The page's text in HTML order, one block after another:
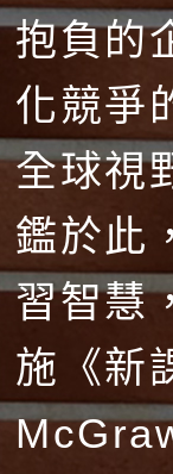
抱負的
化競爭
全球視
鑑於此
習智慧
施《新